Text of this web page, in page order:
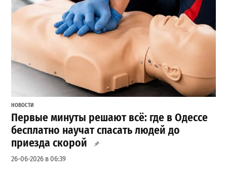
НОВОСТИ
Первые минуты решают всё: где в Одессе
бесплатно научат спасать людей до
приезда скорой
26-06-2026 в 06:39